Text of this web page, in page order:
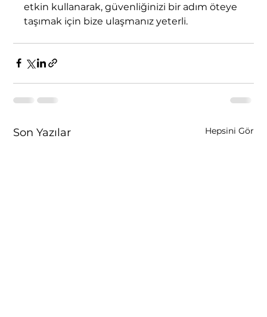
etkin kullanarak, güvenliğinizi bir adım öteye
taşımak için bize ulaşmanız yeterli.
Son Yazılar Hepsini Gör